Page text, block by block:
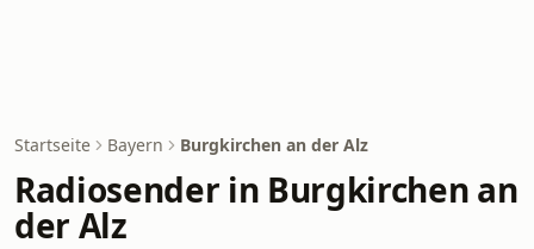
Startseite Bayern Burgkirchen an der Alz
Radiosender in Burgkirchen an
der Alz